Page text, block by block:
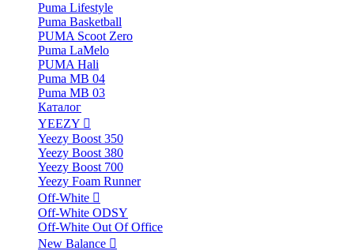
Puma Lifestyle
Puma Basketball
PUMA Scoot Zero
Puma LaMelo
PUMA Hali
Puma MB 04
Puma MB 03
Каталог
YEEZY
Yeezy Boost 350
Yeezy Boost 380
Yeezy Boost 700
Yeezy Foam Runner
Off-White
Off-White ODSY
Off-White Out Of Office
New Balance